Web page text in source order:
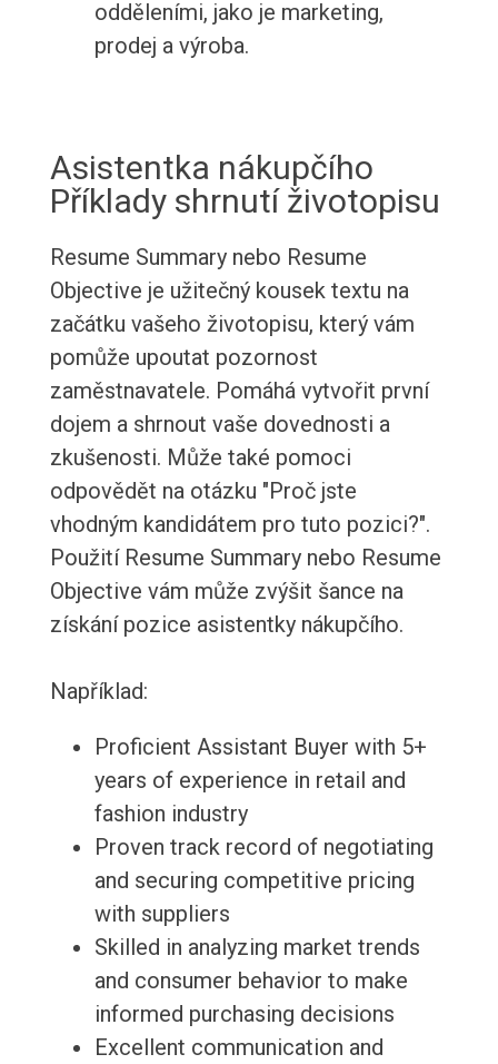
odděleními, jako je marketing,
prodej a výroba.
Asistentka nákupčího
Příklady shrnutí životopisu
Resume Summary nebo Resume
Objective je užitečný kousek textu na
začátku vašeho životopisu, který vám
pomůže upoutat pozornost
zaměstnavatele. Pomáhá vytvořit první
dojem a shrnout vaše dovednosti a
zkušenosti. Může také pomoci
odpovědět na otázku "Proč jste
vhodným kandidátem pro tuto pozici?".
Použití Resume Summary nebo Resume
Objective vám může zvýšit šance na
získání pozice asistentky nákupčího.
Například:
Proficient Assistant Buyer with 5+
years of experience in retail and
fashion industry
Proven track record of negotiating
and securing competitive pricing
with suppliers
Skilled in analyzing market trends
and consumer behavior to make
informed purchasing decisions
Excellent communication and